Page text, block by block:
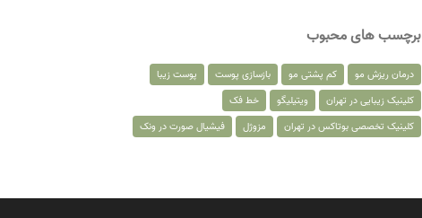
برچسب های محبوب
درمان ریزش مو کم پشتی مو بازسازی پوست
پوست زیبا
کلینیک زیبایی در تهران
ویتیلیگو
خط فک
کلینیک تخصصی بوتاکس در تهران
مزوژل فیشیال صورت در ونک